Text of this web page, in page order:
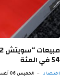
54 في المئة
اقتصاد الخميس 06 أغسطس 3:06 م